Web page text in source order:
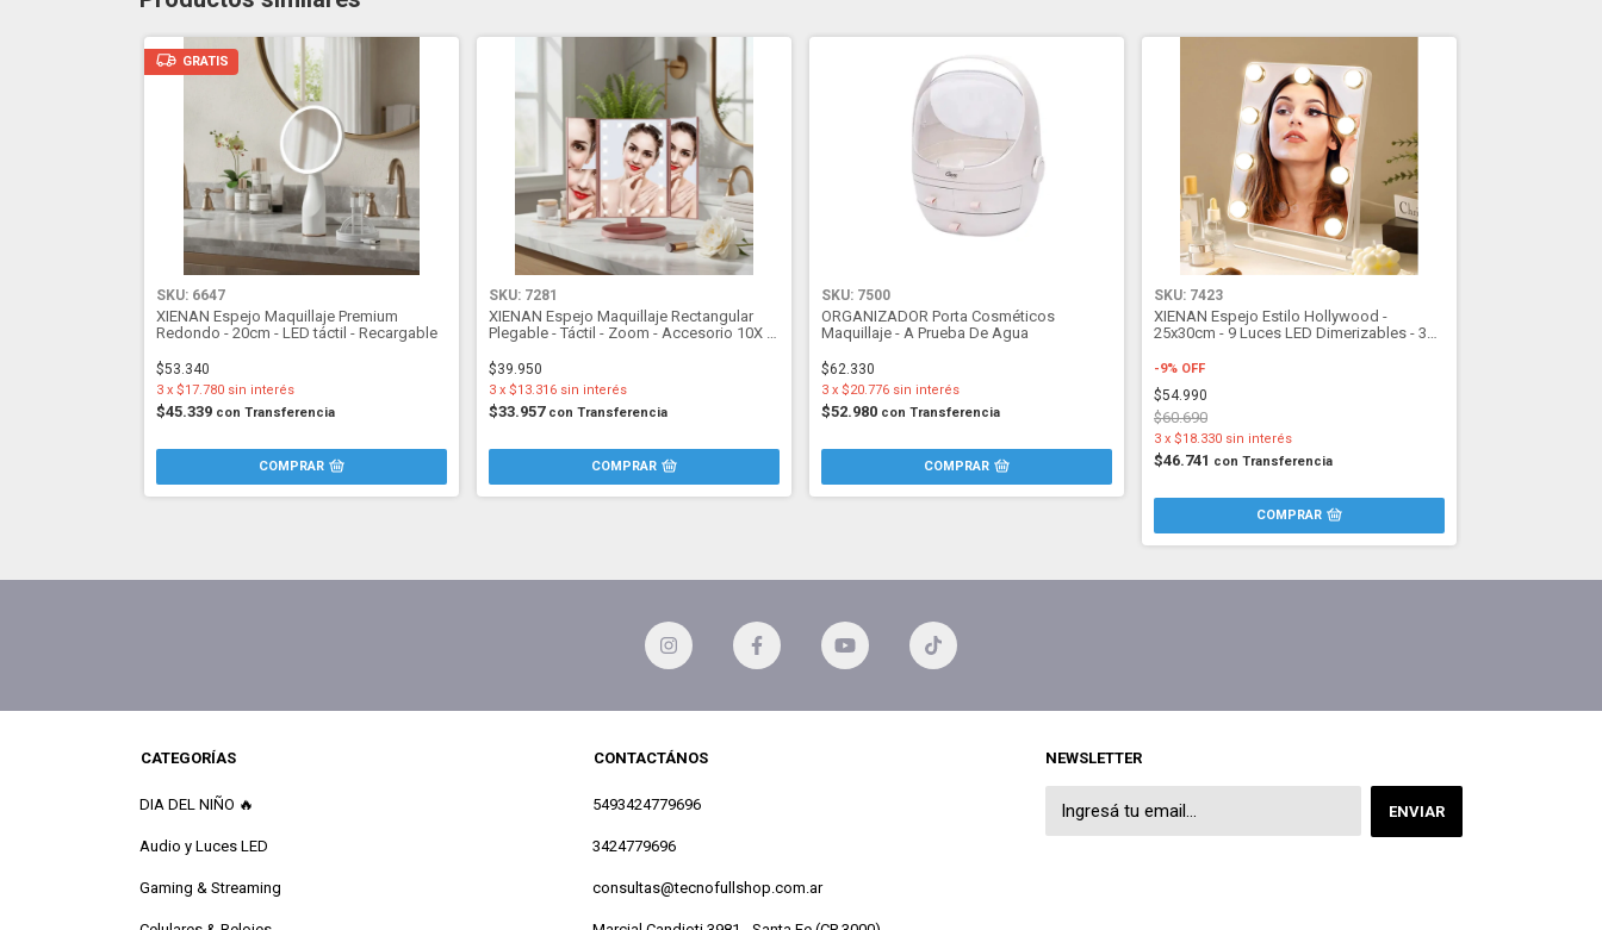
GRATIS
SKU: 6647
XIENAN Espejo Maquillaje Premium
Redondo - 20cm - LED táctil - Recargable
$53.340
$45.339 con Transferencia
3 x $17.780 sin interés
SKU: 7281
XIENAN Espejo Maquillaje Rectangular
Plegable - Táctil - Zoom - Accesorio 10X -
$39.950
$33.957 con Transferencia
3 x $13.316 sin interés
SKU: 7500
ORGANIZADOR Porta Cosméticos
Maquillaje - A Prueba De Agua
$62.330
$52.980 con Transferencia
3 x $20.776 sin interés
SKU: 7423
XIENAN Espejo Estilo Hollywood -
25x30cm - 9 Luces LED Dimerizables - 360
-9% OFF
$54.990
$60.690
$46.741 con Transferencia
3 x $18.330 sin interés
CATEGORÍAS
DIA DEL NIÑO 🔥
Audio y Luces LED
Gaming & Streaming
CONTACTÁNOS
5493424779696
3424779696
consultas@tecnofullshop.com.ar
NEWSLETTER